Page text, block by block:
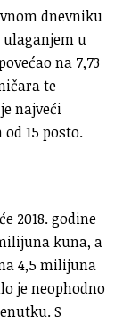
dnevniku
ulaganjem u
na 7,73
te
najveći
15 posto.
2018. godine
kuna, a
4,5 milijuna
je neophodno
S